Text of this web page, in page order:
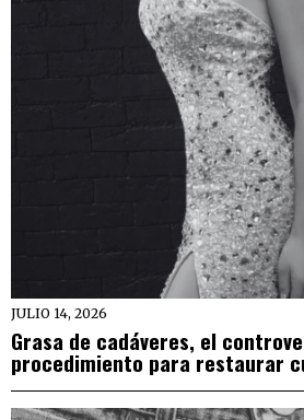
JULIO 14, 2026
Grasa de cadáveres, el
procedimiento para restaurar